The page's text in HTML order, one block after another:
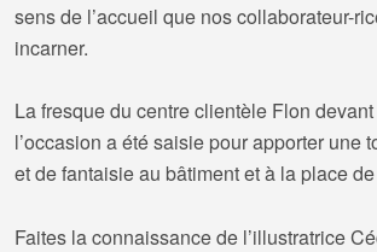
sens de l’accueil que nos collaborateur-
incarner.
La fresque du centre clientèle Flon
l’occasion a été saisie pour apporter une
et de fantaisie au bâtiment et à la place de
Faites la connaissance de l’illustratrice